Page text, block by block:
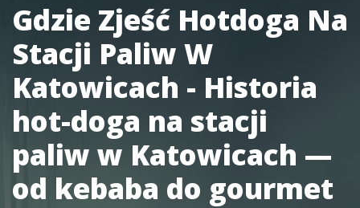
Gdzie Zjeść Hotdoga Na
Stacji Paliw W
Katowicach - Historia
hot-doga na stacji
paliw w Katowicach —
od kebaba do gourmet